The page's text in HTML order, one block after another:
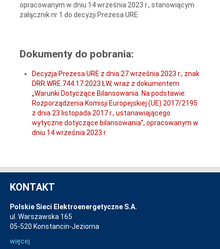
opracowanym w dniu 14 września 2023 r., stanowiącym
załącznik nr 1 do decyzji Prezesa URE.
Dokumenty do pobrania:
Decyzja Prezesa URE z dnia 27 września 2023 r., znak
DRR.WRE.744.17.2023.ŁW, wraz z dokumentem
„Warunki Dotyczące Bilansowania. Na podstawie:
Rozporządzenia Komisji Europejskiej (UE) 2017/2195
z dnia 23 listopada 2017 r., ustanawiającego
wytyczne dotyczące bilansowania”, opracowanym w
dniu 14 września 2023 r.
KONTAKT
Polskie Sieci Elektroenergetyczne S.A.
ul. Warszawska 165
05-520 Konstancin-Jeziorna
więcej